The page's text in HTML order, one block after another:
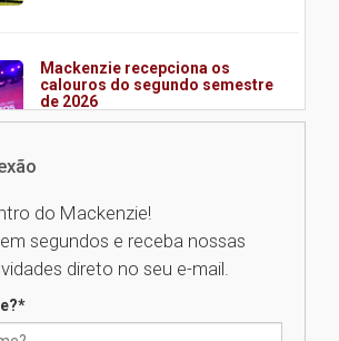
Mackenzie recepciona os
calouros do segundo semestre
de 2026
Como o Colégio Mackenzie
Brasília prepara seus
estudantes para o PAS antes
do Mackenzie!
segundos e receba nossas
direto no seu e-mail.
*